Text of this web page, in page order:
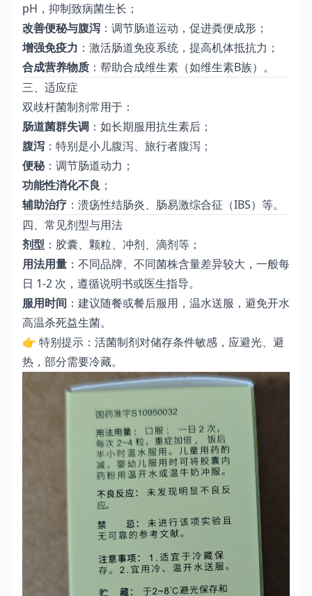
pH，抑制致病菌生长；
改善便秘与腹泻 ：调节肠道运动，促进粪便成形；
增强免疫力 ：激活肠道免疫系统，提高机体抵抗力；
合成营养物质 ：帮助合成维生素（如维生素B族）。
三、适应症
双歧杆菌制剂常用于：
肠道菌群失调 ：如长期服用抗生素后；
腹泻 ：特别是小儿腹泻、旅行者腹泻；
便秘：调节肠道动力；
功能性消化不良 ；
辅助治疗 ：溃疡性结肠炎、肠易激综合征（IBS）等。
四、常见剂型与用法
剂型 ：胶囊、颗粒、冲剂、滴剂等；
用法用量 ：不同品牌、不同菌株含量差异较大，一般每
日 1-2 次，遵循说明书或医生指导。
服用时间 ：建议随餐或餐后服用，温水送服，避免开水
高温杀死益生菌。
👉 特别提示：活菌制剂对储存条件敏感，应避光、避
热，部分需要冷藏。